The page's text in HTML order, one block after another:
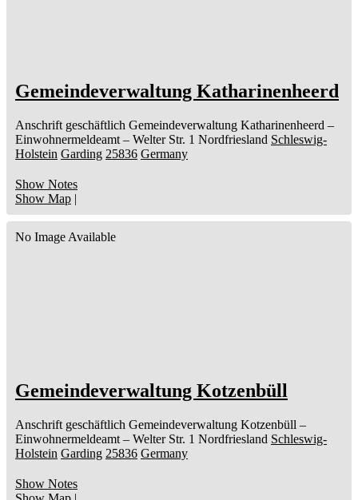
Gemeindeverwaltung Katharinenheerd
Anschrift geschäftlich Gemeindeverwaltung Katharinenheerd –
Einwohnermeldeamt – Welter Str. 1 Nordfriesland Schleswig-
Holstein Garding 25836 Germany
Show Notes
Show Map |
No Image Available
Gemeindeverwaltung Kotzenbüll
Anschrift geschäftlich Gemeindeverwaltung Kotzenbüll –
Einwohnermeldeamt – Welter Str. 1 Nordfriesland Schleswig-
Holstein Garding 25836 Germany
Show Notes